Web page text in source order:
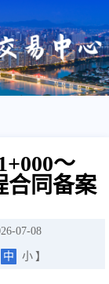
～
合同备案
07-08
中 小 】